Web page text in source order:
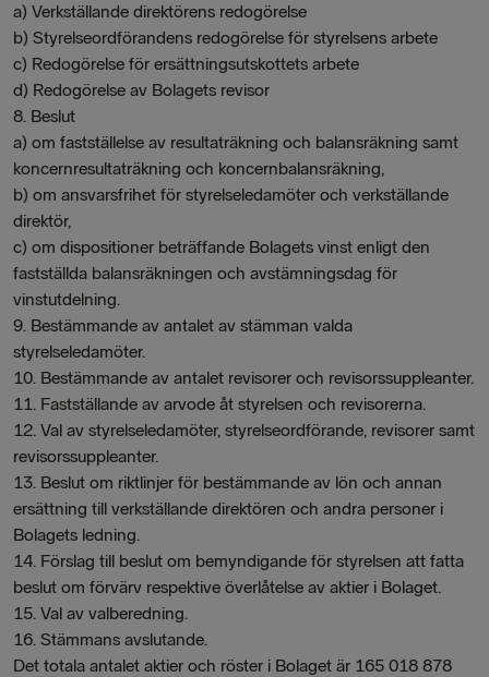
a) Verkställande direktörens redogörelse
b) Styrelseordförandens redogörelse för styrelsens arbete
c) Redogörelse för ersättningsutskottets arbete
d) Redogörelse av Bolagets revisor
8. Beslut
a) om fastställelse av resultaträkning och balansräkning samt
koncernresultaträkning och koncernbalansräkning,
b) om ansvarsfrihet för styrelseledamöter och verkställande
direktör,
c) om dispositioner beträffande Bolagets vinst enligt den
fastställda balansräkningen och avstämningsdag för
vinstutdelning.
9. Bestämmande av antalet av stämman valda
styrelseledamöter.
10. Bestämmande av antalet revisorer och revisorssuppleanter.
11. Fastställande av arvode åt styrelsen och revisorerna.
12. Val av styrelseledamöter, styrelseordförande, revisorer samt
revisorssuppleanter.
13. Beslut om riktlinjer för bestämmande av lön och annan
ersättning till verkställande direktören och andra personer i
Bolagets ledning.
14. Förslag till beslut om bemyndigande för styrelsen att fatta
beslut om förvärv respektive överlåtelse av aktier i Bolaget.
15. Val av valberedning.
16. Stämmans avslutande.
Det totala antalet aktier och röster i Bolaget är 165 018 878